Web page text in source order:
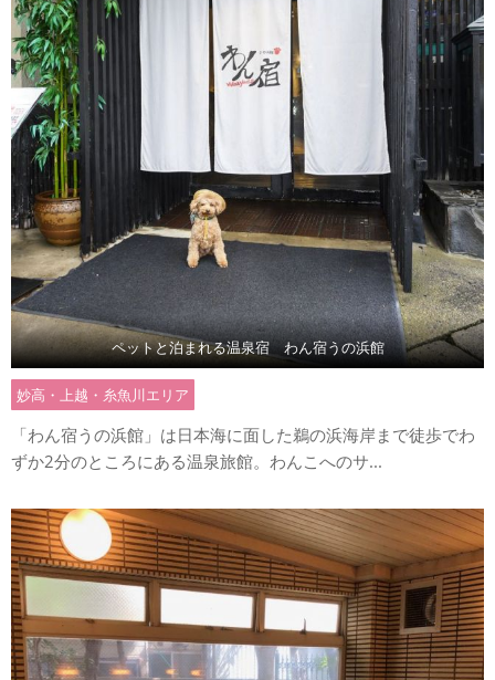
ペットと泊まれる温泉宿 わん宿うの浜館
妙高・上越・糸魚川エリア
「わん宿うの浜館」は日本海に面した鵜の浜海岸まで徒歩でわ
ずか2分のところにある温泉旅館。わんこへのサ...